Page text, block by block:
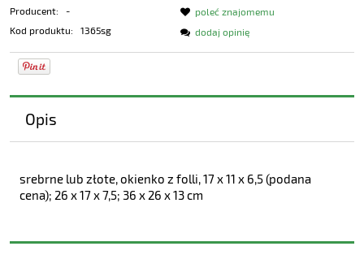
Producent:
-
Kod produktu:
1365sg
poleć znajomemu
dodaj opinię
Opis
srebrne lub złote, okienko z folli, 17 x 11 x 6,5 (podana
cena); 26 x 17 x 7,5; 36 x 26 x 13 cm